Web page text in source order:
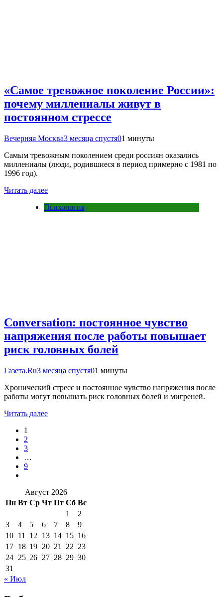
«Самое тревожное поколение России»:
почему миллениалы живут в
постоянном стрессе
Вечерняя Москва3 месяца спустя01 минуты
Самым тревожным поколением среди россиян оказались
миллениалы (люди, родившиеся в период примерно с 1981 по
1996 год).
Читать далее
Психология
Conversation: постоянное чувство
напряжения после работы повышает
риск головных болей
Газета.Ru3 месяца спустя01 минуты
Хронический стресс и постоянное чувство напряжения после
работы могут повышать риск головных болей и мигреней.
Читать далее
1
2
3
…
9
Август 2026
Пн Вт Ср Чт Пт Сб Вс
1
2
3
4 5 6 7 8
9
10 11 12 13 14 15 16
17 18 19 20 21 22 23
24 25 26 27 28 29 30
31
« Июл